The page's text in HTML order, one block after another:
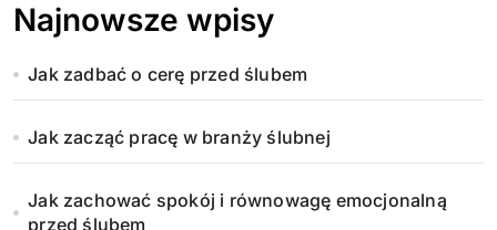
Najnowsze wpisy
Jak zadbać o cerę przed ślubem
Jak zacząć pracę w branży ślubnej
Jak zachować spokój i równowagę emocjonalną
przed ślubem